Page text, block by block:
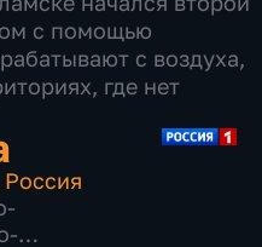
с помощью
с воздуха,
где нет
Россия